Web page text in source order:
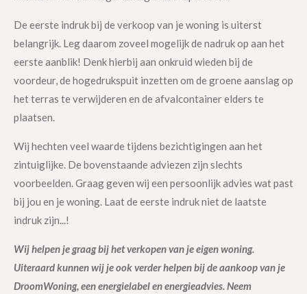
De eerste indruk bij de verkoop van je woning is uiterst
belangrijk. Leg daarom zoveel mogelijk de nadruk op aan het
eerste aanblik! Denk hierbij aan onkruid wieden bij de
voordeur, de hogedrukspuit inzetten om de groene aanslag op
het terras te verwijderen en de afvalcontainer elders te
plaatsen.
Wij hechten veel waarde tijdens bezichtigingen aan het
zintuiglijke. De bovenstaande adviezen zijn slechts
voorbeelden. Graag geven wij een persoonlijk advies wat past
bij jou en je woning. Laat de eerste indruk niet de laatste
indruk zijn...!
Wij helpen je graag bij het verkopen van je eigen woning.
Uiteraard kunnen wij je ook verder helpen bij de aankoop van je
DroomWoning, een energielabel en energieadvies. Neem